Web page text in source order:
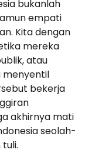
bukanlah
empati
Kita dengan
mereka
atau
menyentil
bekerja
akhirnya mati
seolah-